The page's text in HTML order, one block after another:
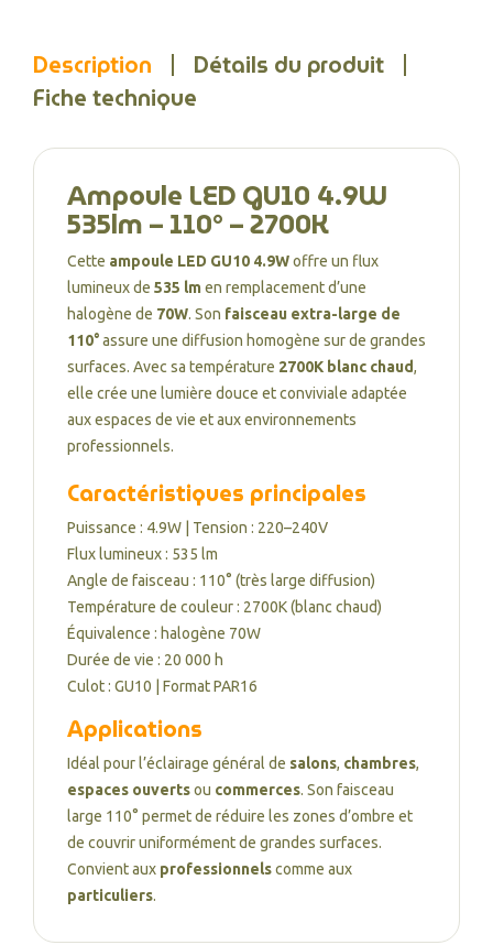
Description
Détails du produit
Fiche technique
Ampoule LED GU10 4.9W
535lm – 110° – 2700K
Cette ampoule LED GU10 4.9Woffre un flux
lumineux de 535 lmen remplacement d’une
halogène de 70W. Son faisceau extra-large de
110°assure une diffusion homogène sur de grandes
surfaces. Avec sa température 2700K blanc chaud,
elle crée une lumière douce et conviviale adaptée
aux espaces de vie et aux environnements
professionnels.
Caractéristiques principales
Puissance : 4.9W | Tension : 220–240V
Flux lumineux : 535 lm
Angle de faisceau : 110° (très large diffusion)
Température de couleur : 2700K (blanc chaud)
Équivalence : halogène 70W
Durée de vie : 20 000 h
Culot : GU10 | Format PAR16
Applications
Idéal pour l’éclairage général de salons, chambres,
espaces ouvertsou commerces. Son faisceau
large 110° permet de réduire les zones d’ombre et
de couvrir uniformément de grandes surfaces.
Convient aux professionnelscomme aux
particuliers.